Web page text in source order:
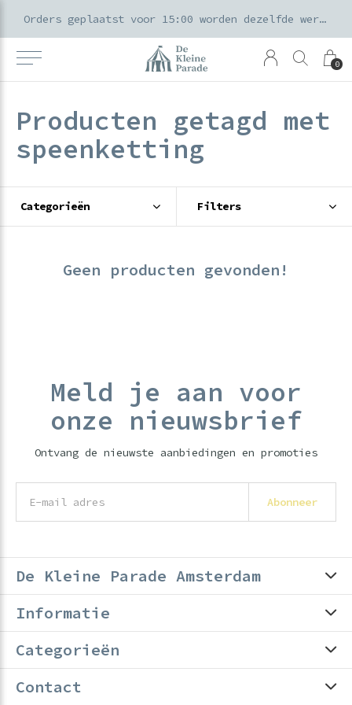
0
Orders geplaatst voor 15:00 worden dezelfde werkdag verzonden
Producten getagd met
speenketting
Categorieën Filters
Geen producten gevonden!
Meld je aan voor
onze nieuwsbrief
Ontvang de nieuwste aanbiedingen en promoties
Abonneer
De Kleine Parade Amsterdam
Informatie
Categorieën
Contact